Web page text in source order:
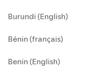
Burundi (English)
Bénin (français)
Benin (English)